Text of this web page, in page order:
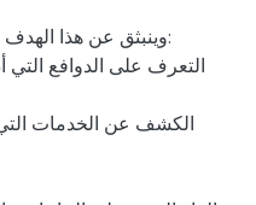
وينبثق عن هذا